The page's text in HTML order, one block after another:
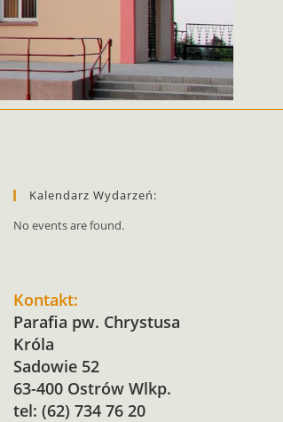
Kalendarz Wydarzeń:
No events are found.
Kontakt:
Parafia pw. Chrystusa
Króla
Sadowie 52
63-400 Ostrów Wlkp.
tel: (62) 734 76 20